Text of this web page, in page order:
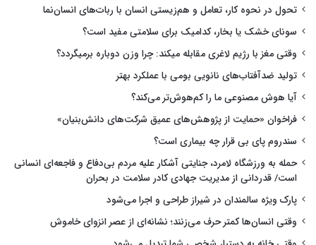
تحول در نحوه کار، تعامل و هم‌زیستی انسان با ربات‌های انسان‌نما
سونای خشک یا بخار، کدامیک برای سلامتی مفید است؟
وقتی مغز با رژیم لاغری مقابله میکند: چرا وزن دوباره برمیگردد؟
تولید ضدآفتاب‌های نانویی بومی با عملکرد بهتر
آیا هوش مصنوعی ما را کم‌هوش‌تر می‌کند؟
فراخوان «حمایت از پژوهش‌های عمیق شرکت‌های دانش‌بنیان»
سندروم پای بی قرار چه بیماری است؟
حمله به ورزشگاه لامرد، جنایتی آشکار علیه مردم بی‌دفاع و فاجعه‌ای انسانی
است/ قدردانی از مدیریت جهادی کادر سلامت در بحران
پارک ویژه سالمندان در شیراز طراحی و اجرا می‌شود
وقتی انسان‌ها کمتر حرف می‌زنند؛ نشانه‌ای از عصر انزوای خاموش